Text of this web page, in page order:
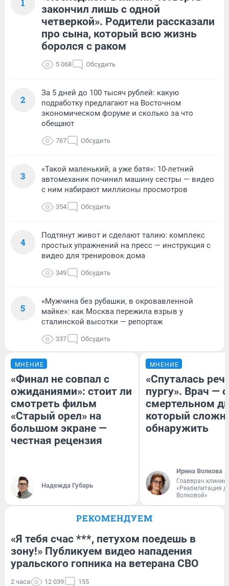
1
закончил лишь с одной
четверкой». Родители рассказали
про сына, который всю жизнь
боролся с раком
5 068 Обсудить
2
За 5 дней до 100 тысяч рублей: какую
подработку предлагают на Восточном
экономическом форуме и сколько за что
обещают
767 Обсудить
3
«Такой маленький, а уже батя»: 10-летний
автомеханик починил машину сестры — видео
с ним набирают миллионы просмотров
354 Обсудить
4
Подтянут живот и сделают талию: комплекс
простых упражнений на пресс — инструкция с
видео для тренировок дома
349 Обсудить
5
«Мужчина без рубашки, в окровавленной
майке»: как Москва пережила взрыв у
сталинской высотки — репортаж
337 Обсудить
МНЕНИЕ
«Финал не совпал с
ожиданиями»: стоит ли
смотреть фильм
«Старый орел» на
большом экране —
честная рецензия
Надежда Губарь
МНЕНИЕ
«Спуталась
пургу». Врач — о
смертельном
который
обнаружить
Ирина Волкова
Главврач
«Реабилитация
Волковой»
РЕКОМЕНДУЕМ
«Я тебя счас ***, петухом поедешь в
зону!» Публикуем видео нападения
уральского гопника на ветерана СВО
2 часа 12 039 155